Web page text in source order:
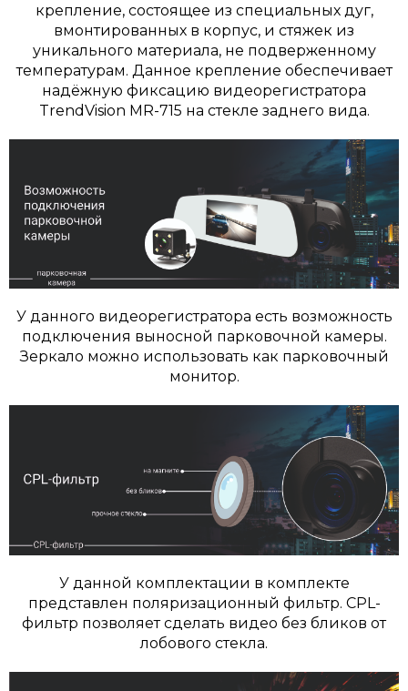
крепление, состоящее из специальных дуг,
вмонтированных в корпус, и стяжек из
уникального материала, не подверженному
температурам. Данное крепление обеспечивает
надёжную фиксацию видеорегистратора
TrendVision MR-715 на стекле заднего вида.
У данного видеорегистратора есть возможность
подключения выносной парковочной камеры.
Зеркало можно использовать как парковочный
монитор.
У данной комплектации в комплекте
представлен поляризационный фильтр. CPL-
фильтр позволяет сделать видео без бликов от
лобового стекла.